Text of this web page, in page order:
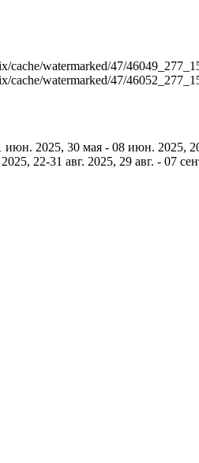
июн. 2025, 30 мая - 08 июн.
22-31 авг. 2025, 29 авг. - 07